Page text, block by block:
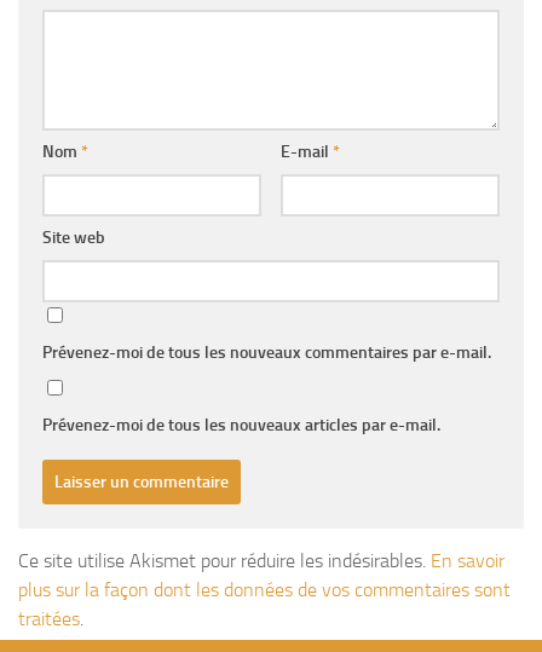
Nom * E-mail *
Site web
Prévenez-moi de tous les nouveaux commentaires par e-mail.
Prévenez-moi de tous les nouveaux articles par e-mail.
Ce site utilise Akismet pour réduire les indésirables. En savoir
plus sur la façon dont les données de vos commentaires sont
traitées.